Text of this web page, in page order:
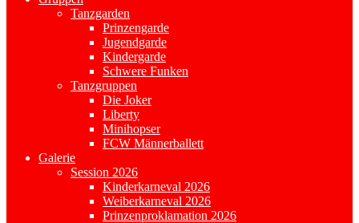
Tanzgarden
Prinzengarde
Jugendgarde
Kindergarde
Schwere Funken
Tanzgruppen
Die Joker
Liberty
Minihopser
FCW Männerballett
Galerie
Session 2026
Kinderkarneval 2026
Weiberkarneval 2026
Prinzenproklamation 2026